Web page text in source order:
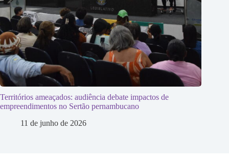
Territórios ameaçados: audiência debate impactos de
empreendimentos no Sertão pernambucano
11 de junho de 2026